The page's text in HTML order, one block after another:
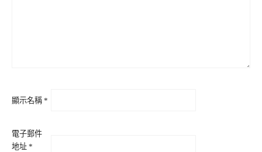
顯示名稱 *
電子郵件
地址 *